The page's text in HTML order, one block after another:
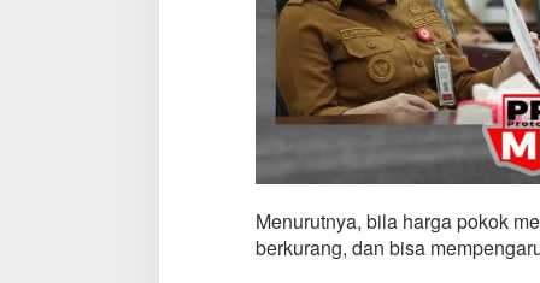
Menurutnya, bila harga pokok
berkurang, dan bisa